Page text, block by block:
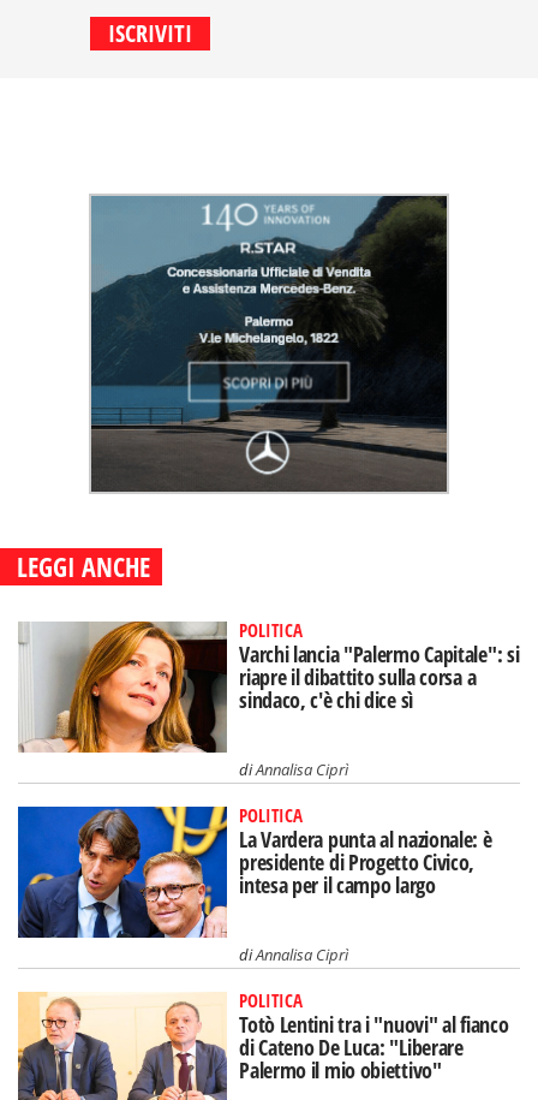
LEGGI ANCHE
POLITICA
Varchi lancia "Palermo Capitale": si
riapre il dibattito sulla corsa a
sindaco, c'è chi dice sì
diAnnalisa Ciprì
POLITICA
La Vardera punta al nazionale: è
presidente di Progetto Civico,
intesa per il campo largo
diAnnalisa Ciprì
POLITICA
Totò Lentini tra i "nuovi" al fianco
di Cateno De Luca: "Liberare
Palermo il mio obiettivo"